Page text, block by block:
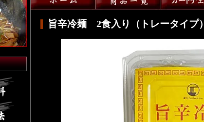
旨辛冷麺 2食入り（トレータイプ）